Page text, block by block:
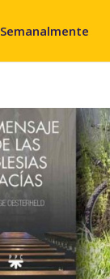
Semanalmente